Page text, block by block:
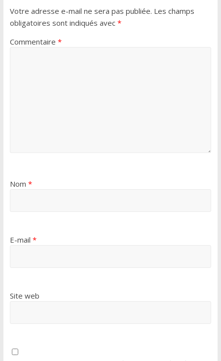
Votre adresse e-mail ne sera pas publiée. Les champs
obligatoires sont indiqués avec *
Commentaire *
Nom *
E-mail *
Site web